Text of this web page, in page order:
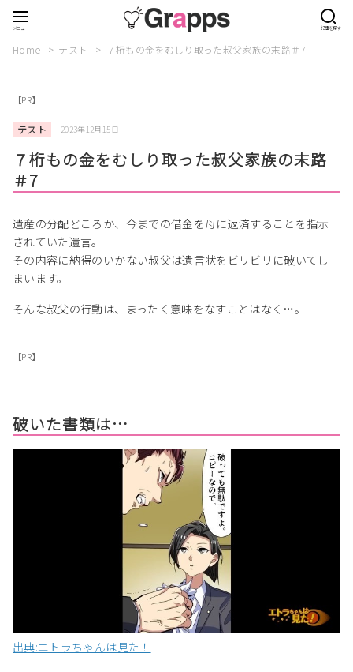
Home テスト ７桁もの金をむしり取った叔父家族の末路＃7
【PR】
テスト 2023年12月15日
７桁もの金をむしり取った叔父家族の末路
＃7
遺産の分配どころか、今までの借金を母に返済することを指示
されていた遺言。
その内容に納得のいかない叔父は遺言状をビリビリに破いてし
まいます。
そんな叔父の行動は、まったく意味をなすことはなく…。
【PR】
破いた書類は…
出典:エトラちゃんは見た！